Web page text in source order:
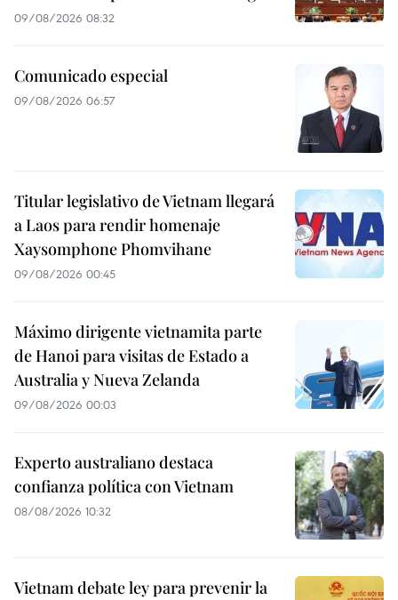
09/08/2026 08:32
Comunicado especial
09/08/2026 06:57
Titular legislativo de Vietnam llegará
a Laos para rendir homenaje
Xaysomphone Phomvihane
09/08/2026 00:45
Máximo dirigente vietnamita parte
de Hanoi para visitas de Estado a
Australia y Nueva Zelanda
09/08/2026 00:03
Experto australiano destaca
confianza política con Vietnam
08/08/2026 10:32
Vietnam debate ley para prevenir la